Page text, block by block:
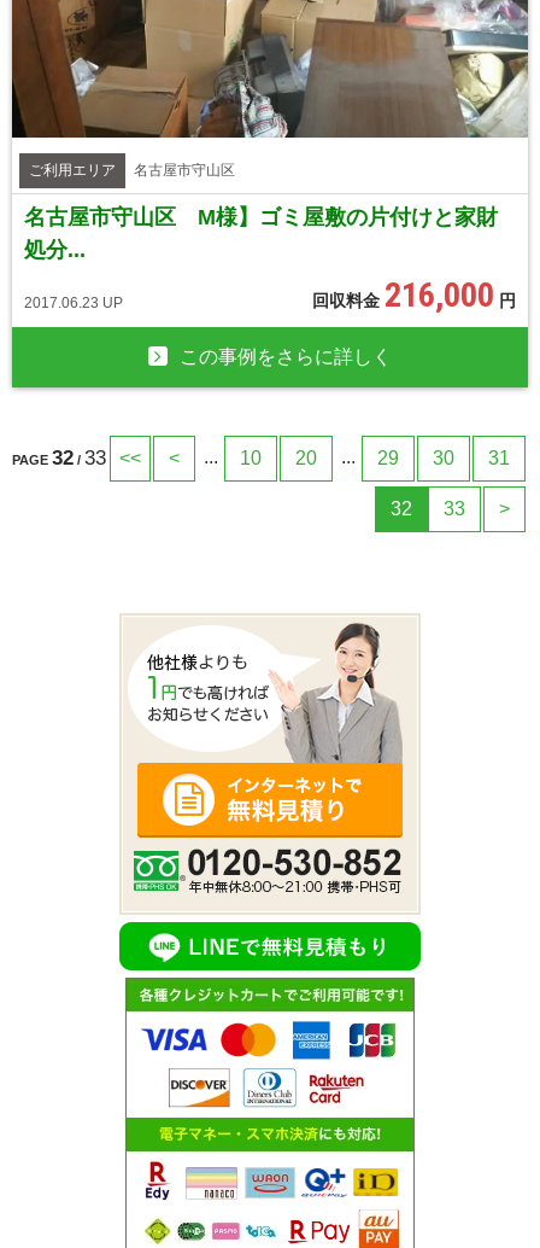
ご利用エリア 名古屋市守山区
名古屋市守山区 M様】ゴミ屋敷の片付けと家財
処分...
2017.06.23 UP 回収料金 216,000 円
この事例をさらに詳しく
PAGE 32 / 33 << < ... 10 20 ... 29 30 31
32 33 >